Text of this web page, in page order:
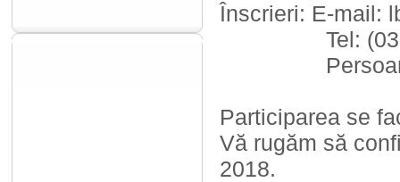
Înscrieri: E-mail:
Tel: (0372)
Persoana
Participarea se
Vă rugăm să
2018.